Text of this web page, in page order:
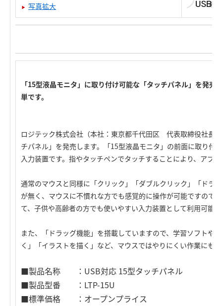
写真拡大
「15型液晶モニタ」に取り付け可能な「タッチパネル」を発
単です。
ロジテック株式会社（本社：東京都千代田区 代表取締役社長
チパネル」を発売します。「15型液晶モニタ」の前面に取り付
入力装置です。指やタッチペンでタッチすることにより、アプ
通常のマウスと同様に「クリック」「ダブルクリック」「ドラ
が無く、マウスに不慣れな方でも感覚的に操作が可能ですので
て、子供や高齢者の方でも使いやすい入力装置として利用可能
また、「ドラッグ機能」を搭載していますので、学習ソフトや
く」「イラストを描く」など、マウスではやりにくい作業にも
■製品名称 ：USB対応 15型タッチパネル
■製品型番 ：LTP-15U
■標準価格 ：オープンプライス